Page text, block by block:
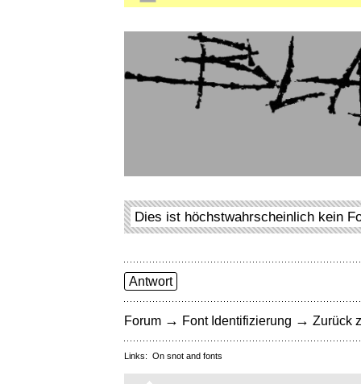
Dies ist höchstwahrscheinlich kein
Antwort
Forum → Font Identifizierung → Zurück
Links: On snot and fonts